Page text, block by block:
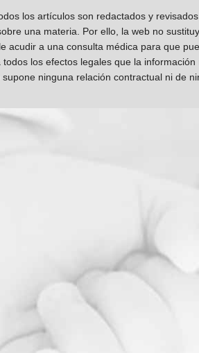
los artículos son redactados y
una materia. Por ello, la web no
a una consulta médica para que
los efectos legales que la
ninguna relación contractual ni de